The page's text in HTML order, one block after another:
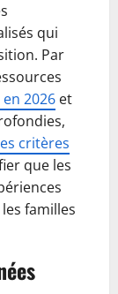
qui
Par
2026 et
critères
que les
familles